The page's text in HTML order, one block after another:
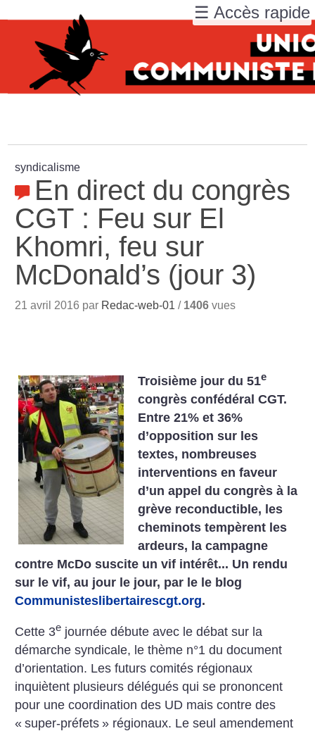
syndicalisme
En direct du congrès
CGT : Feu sur El
Khomri, feu sur
McDonald’s (jour 3)
21 avril 2016 par Redac-web-01 / 1406 vues
Troisième jour du 51e
congrès confédéral CGT.
Entre 21% et 36%
d’opposition sur les
textes, nombreuses
interventions en faveur
d’un appel du congrès à la
grève reconductible, les
cheminots tempèrent les
ardeurs, la campagne
contre McDo suscite un vif intérêt... Un rendu
sur le vif, au jour le jour, par le le blog
Communisteslibertairescgt.org.
Cette 3e journée débute avec le débat sur la
démarche syndicale, le thème n°1 du document
d’orientation. Les futurs comités régionaux
inquiètent plusieurs délégués qui se prononcent
pour une coordination des UD mais contre des
« super-préfets » régionaux. Le seul amendement
☰ Accès rapide